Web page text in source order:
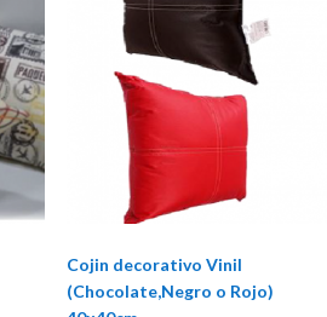
Cojin decorativo Vinil
(Chocolate,Negro o Rojo)